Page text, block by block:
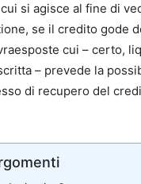
si agisce al fine di
se il credito gode
cui – certo,
– prevede la
di recupero del